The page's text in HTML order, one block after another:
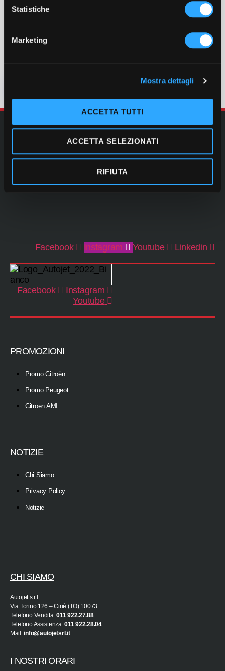
Statistiche
Marketing
Mostra dettagli
ACCETTA TUTTI
ACCETTA SELEZIONATI
RIFIUTA
Facebook Instagram Youtube Linkedin
Facebook
Instagram
Youtube
PROMOZIONI
Promo Citroën
Promo Peugeot
Citroen AMI
NOTIZIE
Chi Siamo
Privacy Policy
Notizie
CHI SIAMO
Autojet s.r.l.
Via Torino 126 – Ciriè (TO) 10073
Telefono Vendita:011 922.27.88
Telefono Assistenza:011 922.28.04
Mail:info@autojetsrl.it
I NOSTRI ORARI